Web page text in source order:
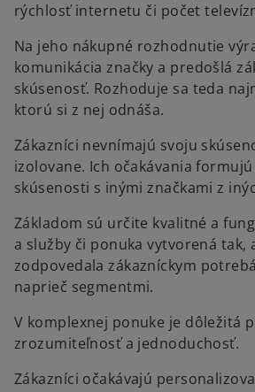
rýchlosť internetu či počet
Na jeho nákupné rozhodnutie
komunikácia značky a predošlá
skúsenosť. Rozhoduje sa teda
ktorú si z nej odnáša.
Zákazníci nevnímajú svoju
izolovane. Ich očakávania
skúsenosti s inými značkami z
Základom sú určite kvalitné a
a služby či ponuka vytvorená tak,
zodpovedala zákazníckym
naprieč segmentmi.
V komplexnej ponuke je dôležitá
zrozumiteľnosť a jednoduchosť.
Zákazníci očakávajú